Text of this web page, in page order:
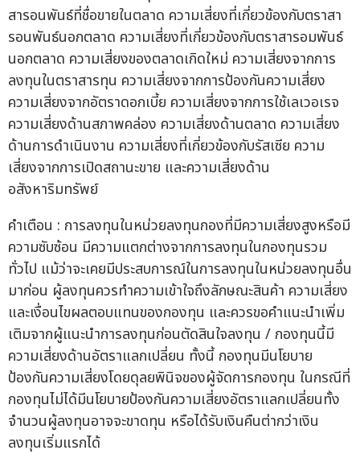
สารอนพันธ์ที่ชื่อขายในตลาด ความเสี่ยงที่เกี่ยวข้องกับตราสา
รอนพันธ์นอกตลาด ความเสี่ยงที่เกี่ยวข้องกับตราสารอมพันธ์
นอกตลาด ความเสี่ยงของตลาดเกิดใหม่ ความเสี่ยงจากการ
ลงทุนในตราสารทุน ความเสี่ยงจากการป้องกันความเสี่ยง
ความเสี่ยงจากอัตราดอกเบี้ย ความเสี่ยงจากการใช้เลเวอเรจ
ความเสี่ยงด้านสภาพคล่อง ความเสี่ยงด้านตลาด ความเสี่ยง
ด้านการดำเนินงาน ความเสี่ยงที่เกี่ยวข้องกับรัสเซีย ความ
เสี่ยงจากการเปิดสถานะขาย และความเสี่ยงด้าน
อสังหาริมทรัพย์
คำเตือน : การลงทุนในหน่วยลงทุนกองที่มีความเสี่ยงสูงหรือมี
ความซับซ้อน มีความแตกต่างจากการลงทุนในกองทุนรวม
ทั่วไป แม้ว่าจะเคยมีประสบการณ์ในการลงทุนในหน่วยลงทุนอื่น
มาก่อน ผู้ลงทุนควรทำความเข้าใจถึงลักษณะสินค้า ความเสี่ยง
และเงื่อนไขผลตอบแทนของกองทุน และควรขอคำแนะนำเพิ่ม
เติมจากผู้แนะนำการลงทุนก่อนตัดสินใจลงทุน / กองทุนนี้มี
ความเสี่ยงด้านอัตราแลกเปลี่ยน ทั้งนี้ กองทุนมีนโยบาย
ป้องกันความเสี่ยงโดยดุลยพินิจของผู้จัดการกองทุน ในกรณีที่
กองทุนไม่ได้มีนโยบายป้องกันความเสี่ยงอัตราแลกเปลี่ยนทั้ง
จำนวนผู้ลงทุนอาจจะขาดทุน หรือได้รับเงินคืนต่ากว่าเงิน
ลงทุนเริ่มแรกได้